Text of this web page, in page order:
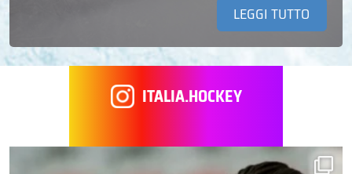
LEGGI TUTTO
ITALIA.HOCKEY